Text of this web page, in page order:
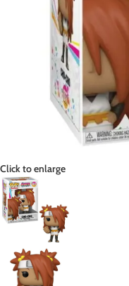
Click to enlarge